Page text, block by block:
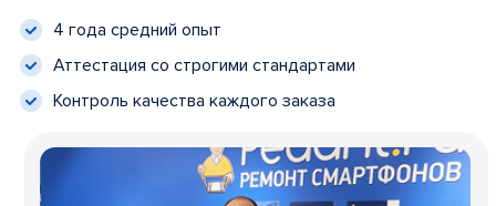
4 года средний опыт
Аттестация со строгими стандартами
Контроль качества каждого заказа